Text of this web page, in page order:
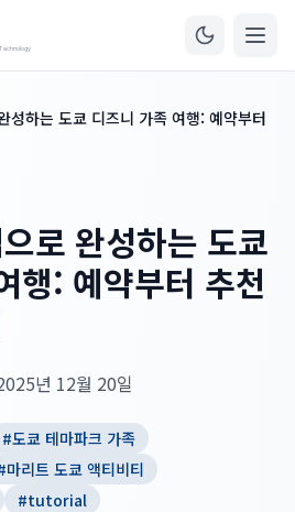
성하는 도쿄 디즈니 가족 여행: 예약부터
로 완성하는 도쿄
행: 예약부터 추천
년 12월 20일
#도쿄 테마파크 가족
마리트 도쿄 액티비티
#tutorial